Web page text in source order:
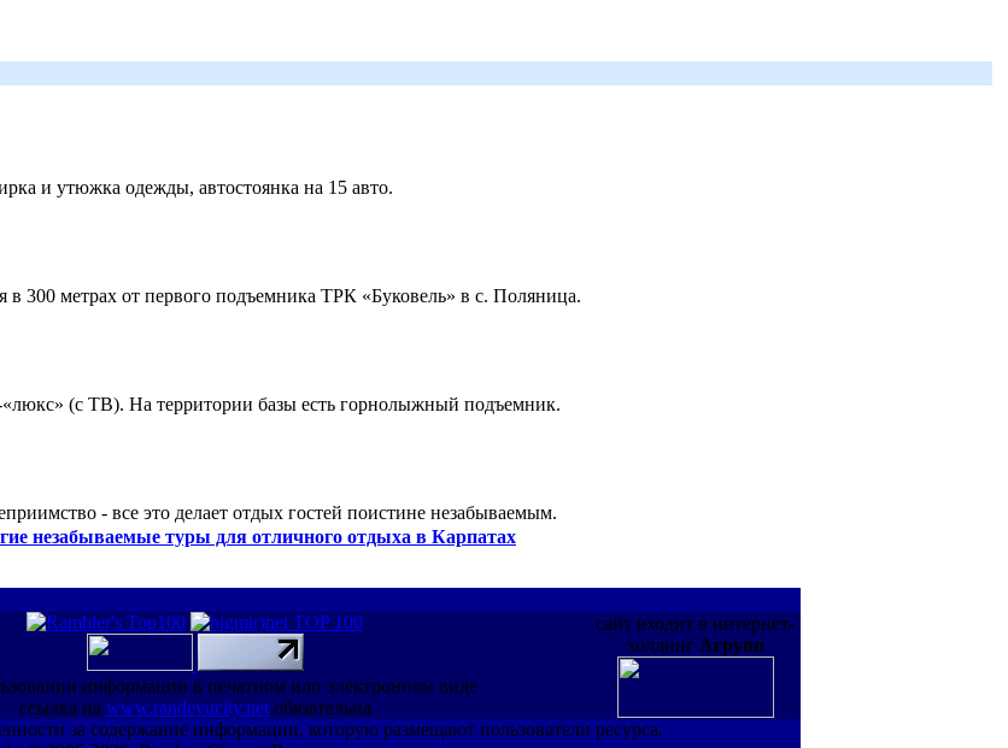
и утюжка одежды, автостоянка на 15 авто.
300 метрах от первого подъемника ТРК «Буковель» в с. Поляница.
(с ТВ). На территории базы есть горнолыжный подъемник.
- все это делает отдых гостей поистине незабываемым.
незабываемые туры для отличного отдыха в Карпатах
информации в печатном или электронном виде
ссылка на www.randevucity.netобязательна
сайт входит в интернет-
холдинг Агрупп
за содержание информации, которую размещают пользователи ресурса.